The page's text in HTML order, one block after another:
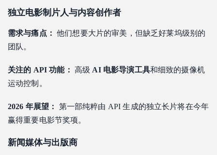
独立电影制片人与内容创作者
需求与痛点： 他们想要大片的审美，但缺乏好莱坞级别的
团队。
关注的 API 功能： 高级 AI 电影导演工具和细致的摄像机
运动控制。
2026 年展望：
第一部纯粹由 API 生成的独立长片将在今年
赢得重要电影节奖项。
新闻媒体与出版商